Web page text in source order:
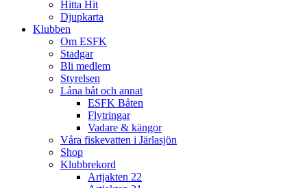
Hitta Hit
Djupkarta
Klubben
Om ESFK
Stadgar
Bli medlem
Styrelsen
Låna båt och annat
ESFK Båten
Flytringar
Vadare & kängor
Våra fiskevatten i Järlasjön
Shop
Klubbrekord
Artjakten 22